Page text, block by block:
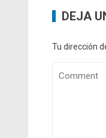
DEJA
Tu dirección